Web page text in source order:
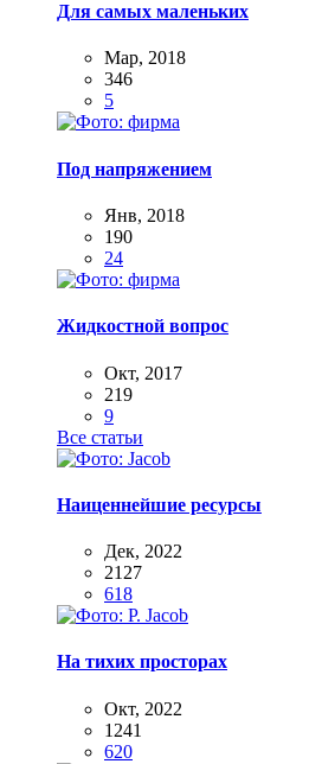
Для самых маленьких
Мар, 2018
346
5
Под напряжением
Янв, 2018
190
24
Жидкостной вопрос
Окт, 2017
219
9
Все статьи
Наиценнейшие ресурсы
Дек, 2022
2127
618
На тихих просторах
Окт, 2022
1241
620